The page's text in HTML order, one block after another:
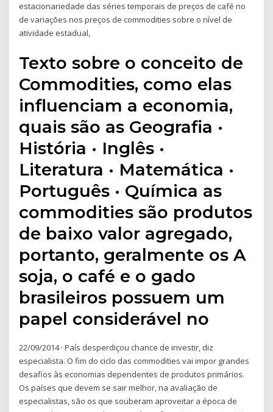
estacionariedade das séries temporais de preços de café no
de variações nos preços de commodities sobre o nível de
atividade estadual,
Texto sobre o conceito de
Commodities, como elas
influenciam a economia,
quais são as Geografia ·
História · Inglês ·
Literatura · Matemática ·
Português · Química as
commodities são produtos
de baixo valor agregado,
portanto, geralmente os A
soja, o café e o gado
brasileiros possuem um
papel considerável no
22/09/2014 · País desperdiçou chance de investir, diz
especialista. O fim do ciclo das commodities vai impor grandes
desafios às economias dependentes de produtos primários.
Os países que devem se sair melhor, na avaliação de
especialistas, são os que souberam aproveitar a época de